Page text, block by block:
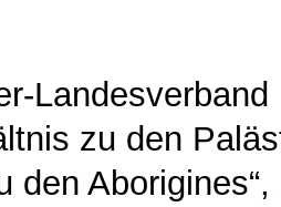
zu den
den